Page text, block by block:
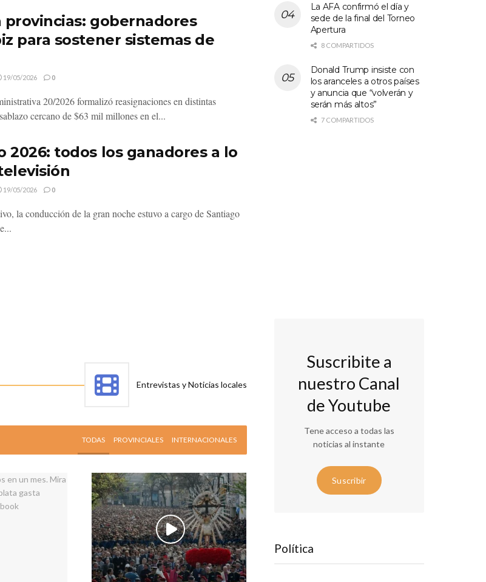
provincias: gobernadores
para sostener sistemas de
19/05/2026 0
20/2026 formalizó reasignaciones en distintas
cercano de $63 mil millones en el...
2026: todos los ganadores a lo
19/05/2026 0
la conducción de la gran noche estuvo a cargo de Santiago
Entrevistas y Noticias locales
TODAS PROVINCIALES INTERNACIONALES
La AFA confirmó el día y
sede de la final del Torneo
Apertura
8 COMPARTIDOS
Donald Trump insiste con
los aranceles a otros países
y anuncia que “volverán y
serán más altos”
7 COMPARTIDOS
Suscribite a
nuestro Canal
de Youtube
Tene acceso a todas las
noticias al instante
Suscribir
Política